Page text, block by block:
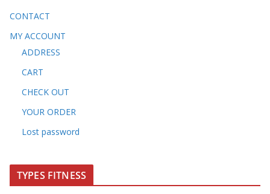
CONTACT
MY ACCOUNT
ADDRESS
CART
CHECK OUT
YOUR ORDER
Lost password
TYPES FITNESS